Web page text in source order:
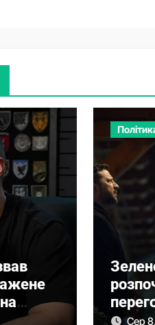
кут
Сер